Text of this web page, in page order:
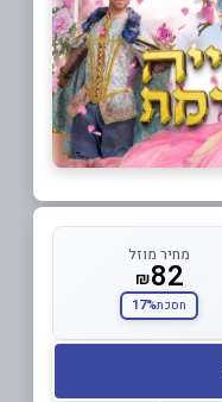
מחיר מוזל
₪82
חסכת17%